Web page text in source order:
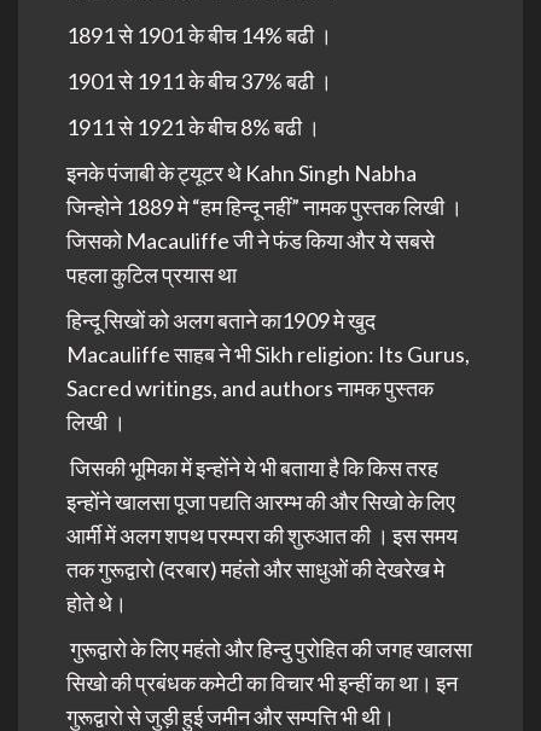
1891 से 1901 के बीच 14% बढी ।
1901 से 1911 के बीच 37% बढी ।
1911 से 1921 के बीच 8% बढी ।
इनके पंजाबी के ट्यूटर थे Kahn Singh Nabha
जिन्होने 1889 मे “हम हिन्दू नहीं” नामक पुस्तक लिखी ।
जिसको Macauliffe जी ने फंड किया और ये सबसे
पहला कुटिल प्रयास था
हिन्दू सिखों को अलग बताने का1909 मे खुद
Macauliffe साहब ने भी Sikh religion: Its Gurus,
Sacred writings, and authors नामक पुस्तक
लिखी ।
जिसकी भूमिका में इन्होंने ये भी बताया है कि किस तरह
इन्होंनेखालसा पूजा पद्यति आरम्भ की और सिखो के लिए
आर्मी में अलग शपथ परम्परा की शुरुआत की । इस समय
तक गुरूद्वारो (दरबार) महंतो और साधुओं की देखरेख मे
होते थे।
गुरूद्वारो के लिए महंतो और हिन्दु पुरोहित की जगह खालसा
सिखो की प्रबंधक कमेटी का विचार भी इन्हीं का था। इन
गुरूद्वारो से जुड़ी हुई जमीन और सम्पत्ति भी थी।